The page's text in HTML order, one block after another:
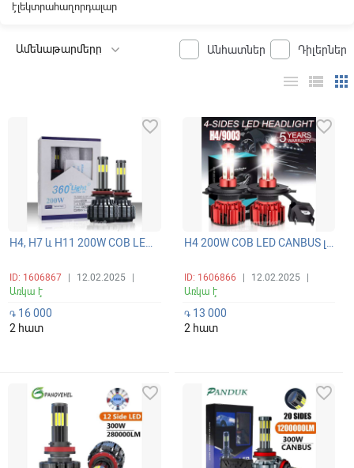
էլեկտրահաղորդալար
Անհատներ Դիլերներ
apps
view_list
menu
H4, H7 և H11 200W COB LED CANBUS լուսարձակի ունիվերսալ գերպայծառ 6 կողմանի լամպեր 360 բարձր/ցածր (դալնի/բլիժնի) ճառագայթով 6000K
ID: 1606867 12.02.2025
Առկա է
favorite_border
֏ 16 000
2 հատ
H4 200W COB LED CANBUS լուսարձակի ունիվերսալ գերպայծառ 4 կողմանի 360 բարձր/ցածր (դալնի/բլիժնի) ճառագայթով լամպեր 6000K
ID: 1606866 12.02.2025
Առկա է
favorite_border
֏13 000
2 հատ
favorite_border favorite_border